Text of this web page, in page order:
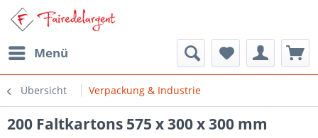
Menü
Übersicht Verpackung & Industrie
200 Faltkartons 575 x 300 x 300 mm